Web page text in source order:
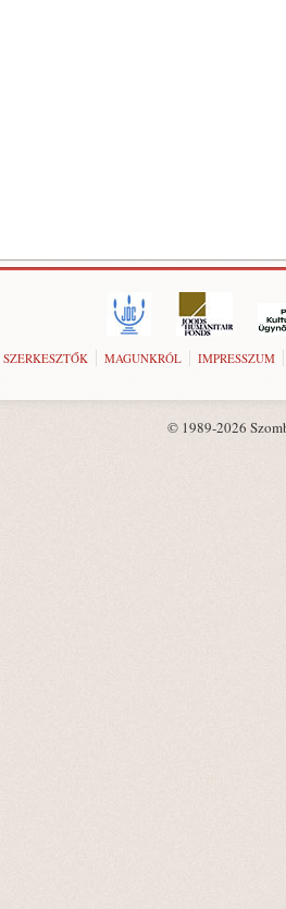
SZERKESZTŐK MAGUNKRÓL IMPRESSZUM
© 1989-2026